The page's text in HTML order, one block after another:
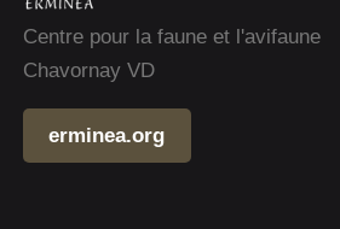
Centre pour la faune et l'avifaune
Chavornay VD
erminea.org